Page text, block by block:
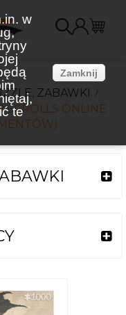
w
te
Zamknij
ZABAWKI
SCROLLS ONLINE